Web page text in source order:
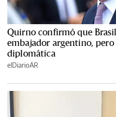
Quirno confirmó que
embajador argentino,
diplomática
elDiarioAR